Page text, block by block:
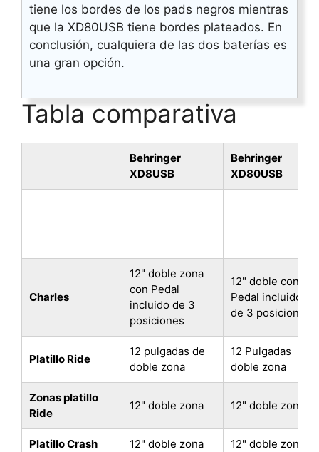
tiene los bordes de los pads negros mientras
que la XD80USB tiene bordes plateados. En
conclusión, cualquiera de las dos baterías es
una gran opción.
Tabla comparativa
Behringer
XD8USB
Behringer
XD80USB
Charles
12" doble zona
con Pedal
incluido de 3
posiciones
12" doble con
Pedal incluido
de 3 posiciones
Platillo Ride
12 pulgadas de
doble zona
12 Pulgadas
doble zona
Zonas platillo
Ride
12" doble zona 12" doble zona
Platillo Crash 12" doble zona 12" doble zona